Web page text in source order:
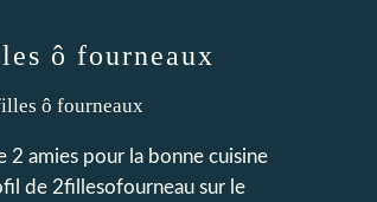
ô fourneaux
2 amies pour la bonne cuisine
de 2fillesofourneau sur le